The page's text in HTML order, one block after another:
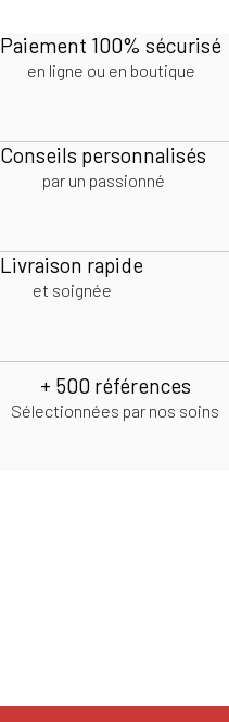
Paiement 100% sécurisé
en ligne ou en boutique
Conseils personnalisés
par un passionné
Livraison rapide
et soignée
+ 500 références
Sélectionnées par nos soins